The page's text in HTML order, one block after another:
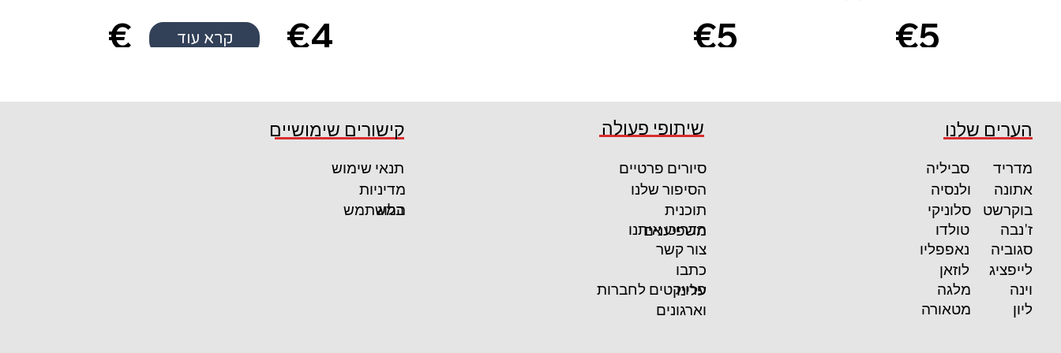
קרא עוד €
€4
€10
€5
€5
קישורים שימושיים
תנאי שימוש
מדיניות
המשתמש
בלוג
שיתופי פעולה
תוכנית
משפיענים
הסיפור שלנו
סיורים פרטיים
הדריכו איתנו
פרויקטים לחברות
וארגונים
כתבו
עלינו
צור קשר
הערים שלנו
סביליה
ולנסיה
מדריד
סלוניקי
אתונה
טולדו
בוקרשט
נאפפליו
ז'נבה
לוזאן
סגוביה
מלגה
לייפציג
מטאורה
וינה
ליון